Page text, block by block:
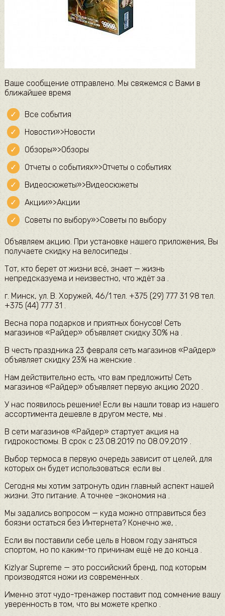
Ваше сообщение отправлено. Мы свяжемся с Вами в
ближайшее время
Все события
Новости»>Новости
Обзоры»>Обзоры
Отчеты о событиях»>Отчеты о событиях
Видеосюжеты»>Видеосюжеты
Акции»>Акции
Советы по выбору»>Советы по выбору
Объявляем акцию. При установке нашего приложения, Вы
получаете скидку на велосипеды .
Тот, кто берет от жизни всё, знает — жизнь
непредсказуема и неизвестно, что ждёт за .
г. Минск, ул. В. Хоружей, 46/1 тел. +375 (29) 777 31 98 тел.
+375 (44) 777 31 .
Весна пора подарков и приятных бонусов! Сеть
магазинов «Райдер» объявляет скидку 30% на .
В честь праздника 23 февраля сеть магазинов «Райдер»
объявляет скидку 23% на женские .
Нам действительно есть, что вам предложить! Сеть
магазинов «Райдер» объявляет первую акцию 2020 .
У нас появилось решение! Если вы нашли товар из нашего
ассортимента дешевле в другом месте, мы .
В сети магазинов «Райдер» стартует акция на
гидрокостюмы. В срок с 23.08.2019 по 08.09.2019 .
Выбор термоса в первую очередь зависит от целей, для
которых он будет использоваться: если вы .
Сегодня мы хотим затронуть один главный аспект нашей
жизни. Это питание. А точнее –экономия на .
Мы задались вопросом — куда можно отправиться без
боязни остаться без Интернета? Конечно же, .
Если вы поставили себе цель в Новом году заняться
спортом, но по каким-то причинам ещё не до конца .
Kizlyar Supreme — это российский бренд, под которым
производятся ножи из современных .
Именно этот чудо-тренажер поставит под сомнение вашу
уверенность в том, что вы можете крепко .